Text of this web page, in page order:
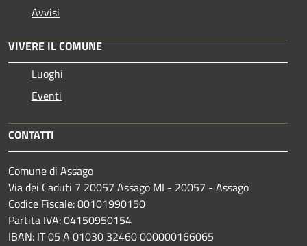
Avvisi
VIVERE IL COMUNE
Luoghi
Eventi
CONTATTI
Comune di Assago
Via dei Caduti 7 20057 Assago MI - 20057 - Assago
Codice Fiscale: 80101990150
Partita IVA: 04150950154
IBAN: IT 05 A 01030 32460 000000166065